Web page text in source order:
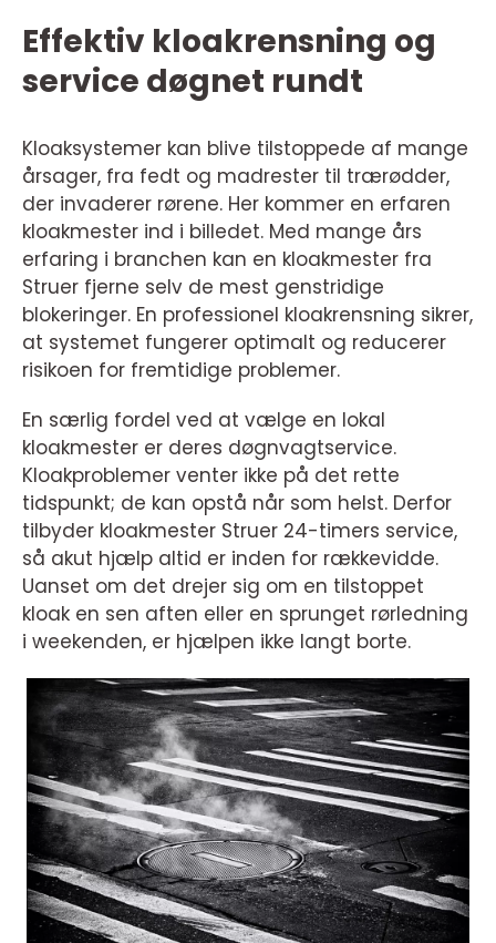
Effektiv kloakrensning og
service døgnet rundt
Kloaksystemer kan blive tilstoppede af mange
årsager, fra fedt og madrester til trærødder,
der invaderer rørene. Her kommer en erfaren
kloakmester ind i billedet. Med mange års
erfaring i branchen kan en kloakmester fra
Struer fjerne selv de mest genstridige
blokeringer. En professionel kloakrensning sikrer,
at systemet fungerer optimalt og reducerer
risikoen for fremtidige problemer.
En særlig fordel ved at vælge en lokal
kloakmester er deres døgnvagtservice.
Kloakproblemer venter ikke på det rette
tidspunkt; de kan opstå når som helst. Derfor
tilbyder kloakmester Struer 24-timers service,
så akut hjælp altid er inden for rækkevidde.
Uanset om det drejer sig om en tilstoppet
kloak en sen aften eller en sprunget rørledning
i weekenden, er hjælpen ikke langt borte.